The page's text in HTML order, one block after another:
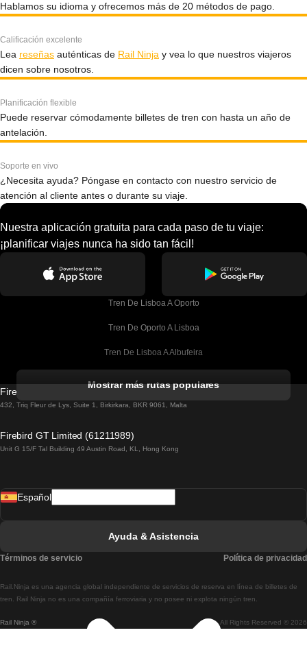
Hablamos su idioma y ofrecemos más de 20 métodos de pago.
Calificación excelente
Lea reseñas auténticas de Rail Ninja y vea lo que nuestros viajeros
dicen sobre nosotros.
Planificación flexible
Puede reservar cómodamente billetes de tren con hasta un año de
antelación.
Soporte en vivo
¿Necesita ayuda? Póngase en contacto con nuestro servicio de
atención al cliente antes o durante su viaje.
Nuestra aplicación gratuita para cada paso de tu viaje:
¡planificar viajes nunca ha sido tan fácil!
Tren De Lisboa A Oporto
Tren De Oporto A Lisboa
Tren De Lisboa A Albufeira
Tren De Lisboa A Lagos
Tren De Lisboa A Madrid
Tren De Lisboa A Braga
Tren De Braga A Lisboa
Mostrar más rutas populares
Firebird GT Limited (OC 1451)
432, Triq Fleur de Lys, Suite 1, Birkirkara, BKR 9061, Malta
Firebird GT Limited (61211989)
Unit G 15/F Tal Building 49 Austin Road, KL, Hong Kong
Rail Ninja ® All Rights Reserved © 2026
Rail.Ninja es una agencia global independiente de servicios de reserva en línea de billetes de
tren. Rail Ninja no es una compañía ferroviaria y no posee ni explota ningún tren.
Español
Ayuda & Asistencia
Términos de servicio Política de privacidad